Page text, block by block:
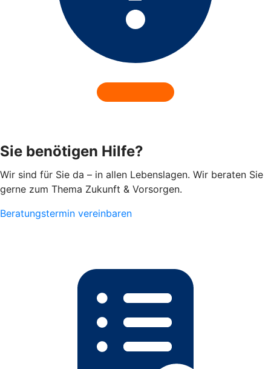
Sie benötigen Hilfe?
Wir sind für Sie da – in allen Lebenslagen. Wir beraten Sie
gerne zum Thema Zukunft & Vorsorgen.
Beratungstermin vereinbaren